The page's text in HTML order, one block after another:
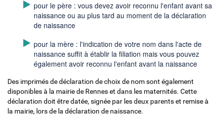
pour le père : vous devez avoir reconnu l'enfant avant sa
naissance ou au plus tard au moment de la déclaration
de naissance
pour la mère : l'indication de votre nom dans l'acte de
naissance suffit à établir la filiation mais vous pouvez
également avoir reconnu l'enfant avant la naissance
Des imprimés de déclaration de choix de nom sont également
disponibles à la mairie de Rennes et dans les maternités. Cette
déclaration doit être datée, signée par les deux parents et remise à
la mairie, lors de la déclaration de naissance.